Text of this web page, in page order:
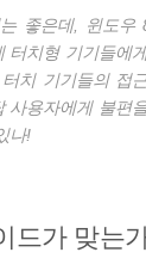
는 좋은데, 윈도
터치형 기기들에
치 기기들의 접
사용자에게 불편
나!
드가 맞는